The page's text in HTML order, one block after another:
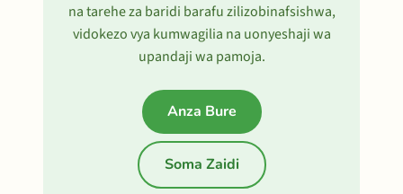
na tarehe za baridi barafu zilizobinafsishwa,
vidokezo vya kumwagilia na uonyeshaji wa
upandaji wa pamoja.
Anza Bure
Soma Zaidi